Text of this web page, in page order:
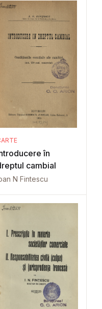
în
cambial
N Fintescu